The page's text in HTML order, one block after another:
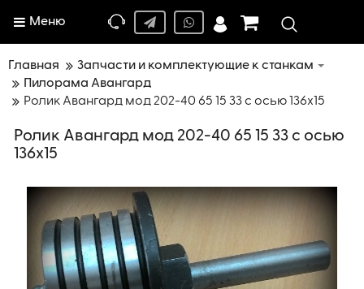
Меню
Главная
Запчасти и комплектующие к станкам
Пилорама Авангард
Ролик Авангард мод 202-40 65 15 33 с осью 136х15
Ролик Авангард мод 202-40 65 15 33 с осью
136х15